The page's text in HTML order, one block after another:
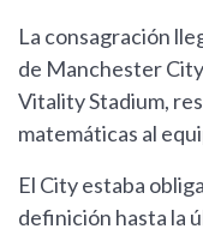
La consagración
de Manchester
Vitality Stadium,
matemáticas al
El City estaba
definición hasta la